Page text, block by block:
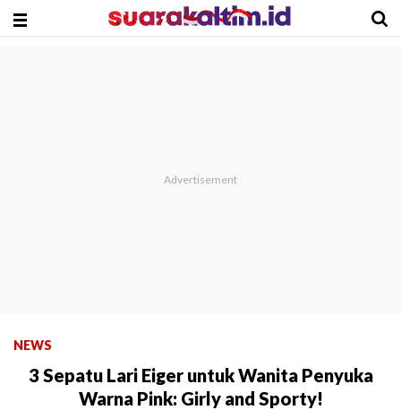
NEWS
3 Sepatu Lari Eiger untuk Wanita Penyuka
Warna Pink: Girly and Sporty!